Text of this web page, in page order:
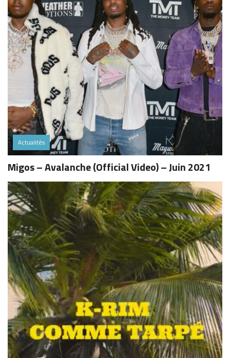
Actualités
Migos – Avalanche (Official Video) – Juin 2021